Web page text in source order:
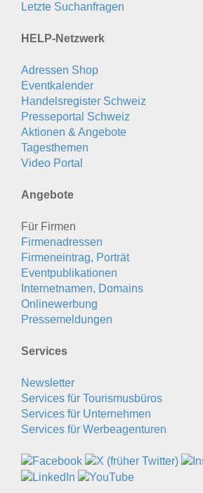
Letzte Suchanfragen
HELP-Netzwerk
Adressen Shop
Eventkalender
Handelsregister Schweiz
Presseportal Schweiz
Aktionen & Angebote
Tagesthemen
Video Portal
Angebote
Für Firmen
Firmenadressen
Firmeneintrag, Porträt
Eventpublikationen
Internetnamen, Domains
Onlinewerbung
Pressemeldungen
Services
Newsletter
Services für Tourismusbüros
Services für Unternehmen
Services für Werbeagenturen